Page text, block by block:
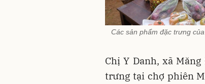
Các sản phẩm đặc trưng
Chị Y Danh, xã
trưng tại chợ phiên